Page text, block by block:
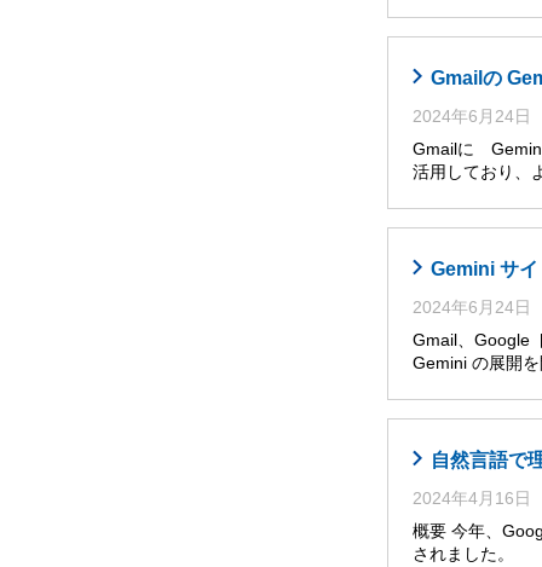
Gmailの
2024年6月24日
Gmailに Gemini
活用しており、
Gemini サ
2024年6月24日
Gmail、Google
Gemini の展開
自然言語で
2024年4月16日
概要 今年、
されました。